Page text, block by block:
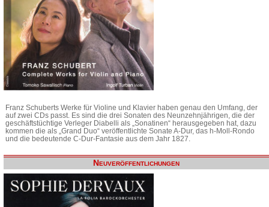
Franz Schuberts Werke für Violine und Klavier haben genau den Umfang, der
auf zwei CDs passt. Es sind die drei Sonaten des Neunzehnjährigen, die der
geschäftstüchtige Verleger Diabelli als „Sonatinen“ herausgegeben hat, dazu
kommen die als „Grand Duo“ veröffentlichte Sonate A-Dur, das h-Moll-Rondo
und die bedeutende C-Dur-Fantasie aus dem Jahr 1827.
Neuveröffentlichungen